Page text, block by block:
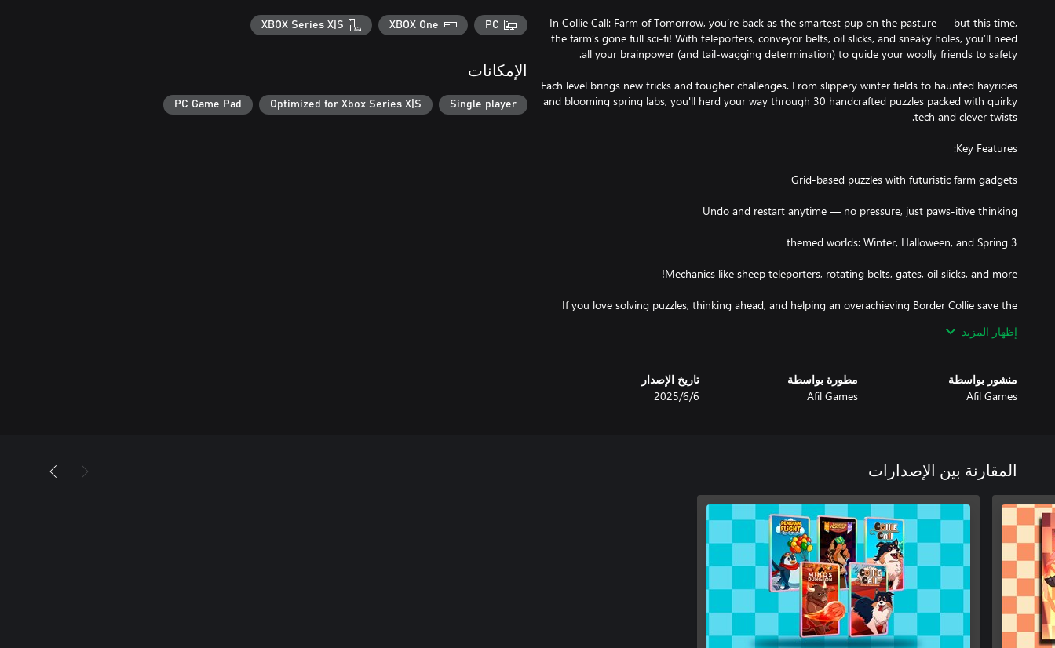
In Collie Call: Farm of Tomorrow, you’re back as the smartest pup on the pasture — but this time,
the farm’s gone full sci-fi! With teleporters, conveyor belts, oil slicks, and sneaky holes, you’ll need
Each level brings new tricks and tougher challenges. From slippery winter fields to haunted hayrides
and blooming spring labs, you'll herd your way through 30 handcrafted puzzles packed with quirky
If you love solving puzzles, thinking ahead, and helping an overachieving Border Collie save the
إظهار المزيد
منشور بواسطة
Afil Games
مطورة بواسطة
Afil Games
تاريخ الإصدار
6‏/6‏/2025
PC
XBOX One
XBOX Series X|S
الإمكانات
Single player
Optimized for Xbox Series X|S
PC Game Pad
المقارنة بين الإصدارات